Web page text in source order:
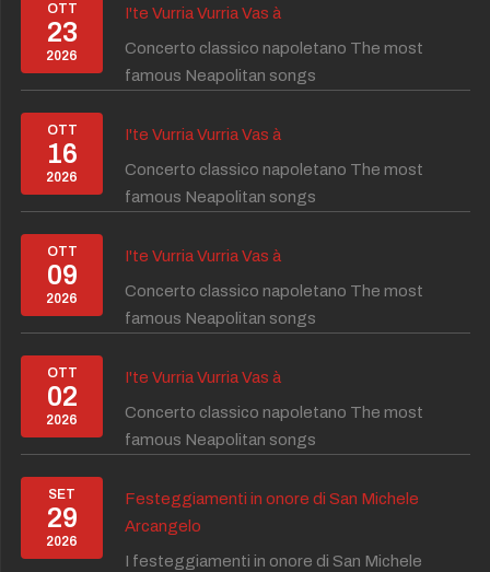
OTT
23
2026
I'te Vurria Vurria Vas à
Concerto classico napoletano The most
famous Neapolitan songs
OTT
16
2026
I'te Vurria Vurria Vas à
Concerto classico napoletano The most
famous Neapolitan songs
OTT
09
2026
I'te Vurria Vurria Vas à
Concerto classico napoletano The most
famous Neapolitan songs
OTT
02
2026
I'te Vurria Vurria Vas à
Concerto classico napoletano The most
famous Neapolitan songs
SET
29
2026
Festeggiamenti in onore di San Michele
Arcangelo
I festeggiamenti in onore di San Michele